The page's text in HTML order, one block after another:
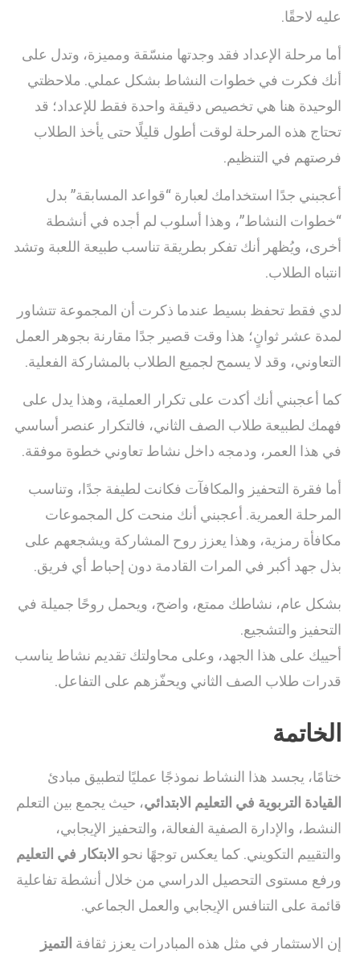
عليه لاحقًا.
أما مرحلة الإعداد فقد وجدتها منسّقة ومميزة، وتدل على
أنك فكرت في خطوات النشاط بشكل عملي. ملاحظتي
الوحيدة هنا هي تخصيص دقيقة واحدة فقط للإعداد؛ قد
تحتاج هذه المرحلة لوقت أطول قليلًا حتى يأخذ الطلاب
فرصتهم في التنظيم.
أعجبني جدًا استخدامك لعبارة “قواعد المسابقة” بدل
“خطوات النشاط”، وهذا أسلوب لم أجده في أنشطة
أخرى، ويُظهر أنك تفكر بطريقة تناسب طبيعة اللعبة وتشد
انتباه الطلاب.
لدي فقط تحفظ بسيط عندما ذكرت أن المجموعة تتشاور
لمدة عشر ثوانٍ؛ هذا وقت قصير جدًا مقارنة بجوهر العمل
التعاوني، وقد لا يسمح لجميع الطلاب بالمشاركة الفعلية.
كما أعجبني أنك أكدت على تكرار العملية، وهذا يدل على
فهمك لطبيعة طلاب الصف الثاني، فالتكرار عنصر أساسي
في هذا العمر، ودمجه داخل نشاط تعاوني خطوة موفقة.
أما فقرة التحفيز والمكافآت فكانت لطيفة جدًا، وتناسب
المرحلة العمرية. أعجبني أنك منحت كل المجموعات
مكافأة رمزية، وهذا يعزز روح المشاركة ويشجعهم على
بذل جهد أكبر في المرات القادمة دون إحباط أي فريق.
بشكل عام، نشاطك ممتع، واضح، ويحمل روحًا جميلة في
التحفيز والتشجيع.
أحييك على هذا الجهد، وعلى محاولتك تقديم نشاط يناسب
قدرات طلاب الصف الثاني ويحفّزهم على التفاعل.
الخاتمة
ختامًا، يجسد هذا النشاط نموذجًا عمليًا لتطبيق مبادئ
القيادة التربوية في التعليم الابتدائي، حيث يجمع بين التعلم
النشط، والإدارة الصفية الفعالة، والتحفيز الإيجابي،
والتقييم التكويني. كما يعكس توجهًا نحو الابتكار في التعليم
ورفع مستوى التحصيل الدراسي من خلال أنشطة تفاعلية
قائمة على التنافس الإيجابي والعمل الجماعي.
إن الاستثمار في مثل هذه المبادرات يعزز ثقافة التميز